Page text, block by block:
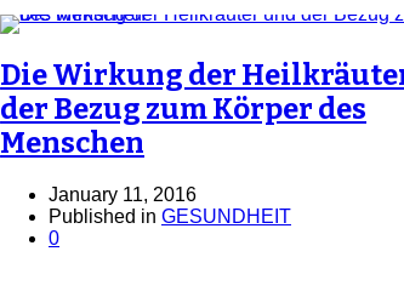
Die Wirkung der
der Bezug zum Körper des
Menschen
January 11, 2016
Published in GESUNDHEIT
0